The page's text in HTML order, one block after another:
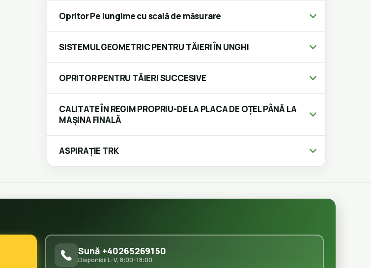
Opritor Pe lungime cu scală de măsurare
SISTEMUL GEOMETRIC PENTRU TĂIERI ÎN UNGHI
OPRITOR PENTRU TĂIERI SUCCESIVE
CALITATE ÎN REGIM PROPRIU-DE LA PLACA DE OȚEL PÂNĂ LA
MAȘINA FINALĂ
ASPIRAȚIE TRK
Sună +40265269150
Disponibil L–V, 8:00–18:00